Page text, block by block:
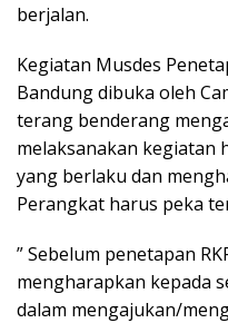
berjalan.
Kegiatan Musdes
Bandung dibuka oleh
terang benderang
melaksanakan kegiatan
yang berlaku dan
Perangkat harus peka
” Sebelum penetapan
mengharapkan kepada
dalam mengajukan/